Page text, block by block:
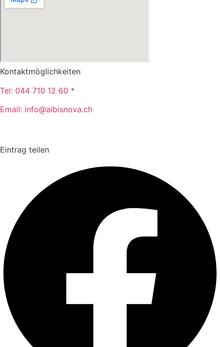
Kontaktmöglichkeiten
Tel: 044 710 12 60 *
Email: info@albisnova.ch
Eintrag teilen